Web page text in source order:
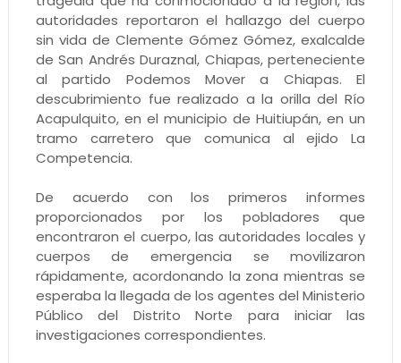
autoridades reportaron el hallazgo del cuerpo
sin vida de Clemente Gómez Gómez, exalcalde
de San Andrés Duraznal, Chiapas, perteneciente
al partido Podemos Mover a Chiapas. El
descubrimiento fue realizado a la orilla del Río
Acapulquito, en el municipio de Huitiupán, en un
tramo carretero que comunica al ejido La
Competencia.
De acuerdo con los primeros informes
proporcionados por los pobladores que
encontraron el cuerpo, las autoridades locales y
cuerpos de emergencia se movilizaron
rápidamente, acordonando la zona mientras se
esperaba la llegada de los agentes del Ministerio
Público del Distrito Norte para iniciar las
investigaciones correspondientes.